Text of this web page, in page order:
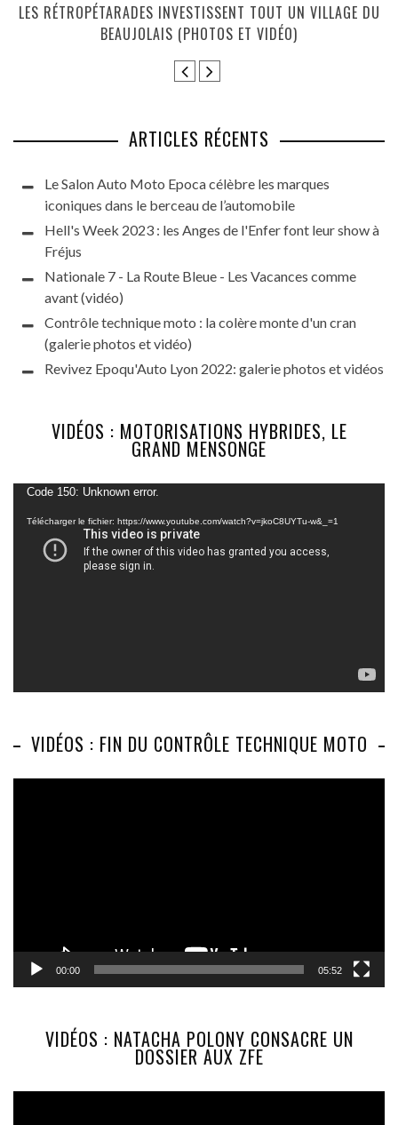
LES RÉTROPÉTARADES INVESTISSENT TOUT UN VILLAGE DU
BEAUJOLAIS (PHOTOS ET VIDÉO)
ARTICLES RÉCENTS
Le Salon Auto Moto Epoca célèbre les marques
iconiques dans le berceau de l’automobile
Hell's Week 2023 : les Anges de l'Enfer font leur show à
Fréjus
Nationale 7 - La Route Bleue - Les Vacances comme
avant (vidéo)
Contrôle technique moto : la colère monte d'un cran
(galerie photos et vidéo)
Revivez Epoqu'Auto Lyon 2022: galerie photos et vidéos
VIDÉOS : MOTORISATIONS HYBRIDES, LE
GRAND MENSONGE
Lecteur
vidéo
Code 150: Unknown error.
Télécharger le fichier: https://www.youtube.com/watch?v=jkoC8UYTu-w&_=1
VIDÉOS : FIN DU CONTRÔLE TECHNIQUE MOTO
00:00 05:52
VIDÉOS : NATACHA POLONY CONSACRE UN
DOSSIER AUX ZFE